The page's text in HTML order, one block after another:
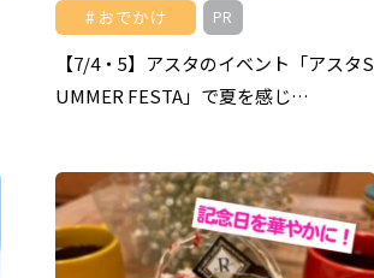
おでかけ PR
【7/4・5】アスタのイベント「アスタS
UMMER FESTA」で夏を感じ…